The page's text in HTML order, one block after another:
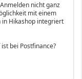
nicht ganz
mit einem
in Hikashop integriert
bei Postfinance?